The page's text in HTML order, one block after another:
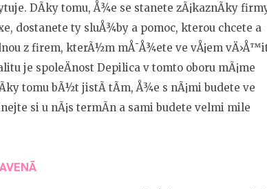
DÃ­ky tomu, Å¾e se stanete zÃ¡kaznÃ­ky
dostanete ty sluÅ¾by a pomoc, kterou chcete a
z firem, kterÃ½m mÅ¯Å¾ete ve vÅ¡em
je spoleÄnost Depilica v tomto oboru mÃ¡me
tomu bÃ½t jistÃ­ tÃ­m, Å¾e s nÃ¡mi budete ve
si u nÃ¡s termÃ­n a sami budete velmi mile